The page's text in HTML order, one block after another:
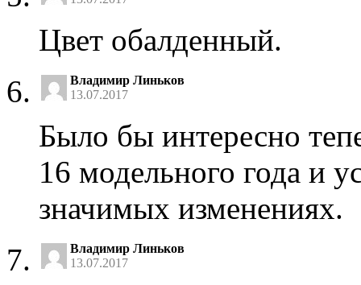
Цвет обалденный.
Владимир Линьков
13.07.2017
Было бы интересно
16 модельного года и
значимых изменениях.
Владимир Линьков
13.07.2017